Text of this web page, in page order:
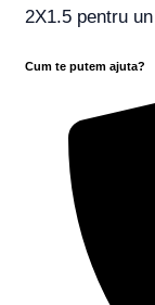
2X1.5 pentru
Cum te putem ajuta?